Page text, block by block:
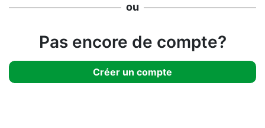
ou
Pas encore de compte?
Créer un compte